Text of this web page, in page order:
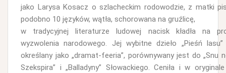
jako Larysa Kosacz o szlacheckim rodowodzie, z matki
podobno 10 języków, wątła, schorowana na gruźlicę,
w tradycyjnej literaturze ludowej nacisk kładła na
wyzwolenia narodowego. Jej wybitne dzieło „Pieśń
określany jako „dramat-feeria”, porównywany jest do „Snu
Szekspira” i „Balladyny” Słowackiego. Ceniła i w